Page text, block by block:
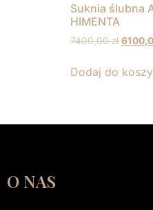
Suknia ślubna
HIMENTA
7400,00zł
Dodaj do
O NAS